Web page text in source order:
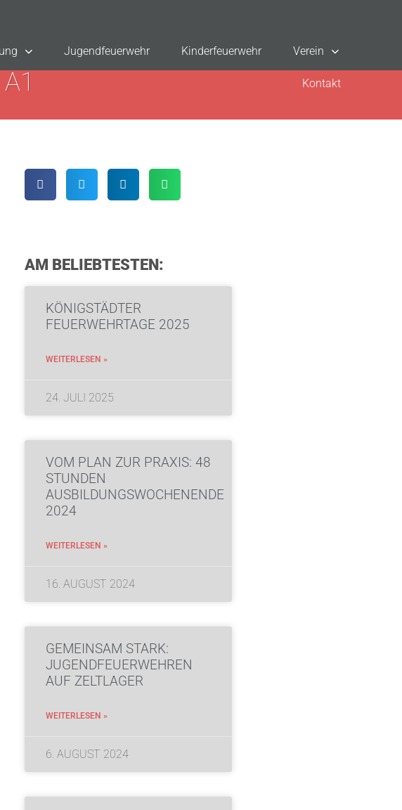
Jugendfeuerwehr Kinderfeuerwehr Verein
Kontakt
AM BELIEBTESTEN:
KÖNIGSTÄDTER
FEUERWEHRTAGE 2025
WEITERLESEN »
24. JULI 2025
VOM PLAN ZUR PRAXIS: 48
STUNDEN
AUSBILDUNGSWOCHENENDE
2024
WEITERLESEN »
16. AUGUST 2024
GEMEINSAM STARK:
JUGENDFEUERWEHREN
AUF ZELTLAGER
WEITERLESEN »
6. AUGUST 2024